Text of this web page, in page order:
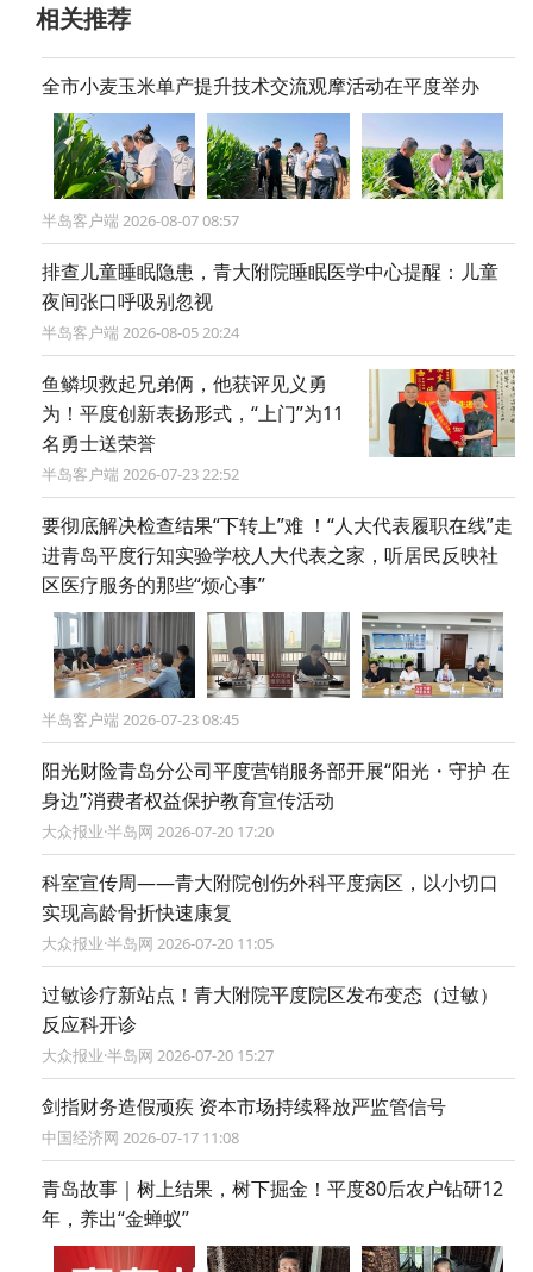
相关推荐
全市小麦玉米单产提升技术交流观摩活动在平度举办
半岛客户端 2026-08-07 08:57
排查儿童睡眠隐患，青大附院睡眠医学中心提醒：儿童
夜间张口呼吸别忽视
半岛客户端 2026-08-05 20:24
鱼鳞坝救起兄弟俩，他获评见义勇
为！平度创新表扬形式，“上门”为11
名勇士送荣誉
半岛客户端 2026-07-23 22:52
要彻底解决检查结果“下转上”难 ！“人大代表履职在线”走
进青岛平度行知实验学校人大代表之家，听居民反映社
区医疗服务的那些“烦心事”
半岛客户端 2026-07-23 08:45
阳光财险青岛分公司平度营销服务部开展“阳光・守护 在
身边”消费者权益保护教育宣传活动
大众报业·半岛网 2026-07-20 17:20
科室宣传周——青大附院创伤外科平度病区，以小切口
实现高龄骨折快速康复
大众报业·半岛网 2026-07-20 11:05
过敏诊疗新站点！青大附院平度院区发布变态（过敏）
反应科开诊
大众报业·半岛网 2026-07-20 15:27
剑指财务造假顽疾 资本市场持续释放严监管信号
中国经济网 2026-07-17 11:08
青岛故事｜树上结果，树下掘金！平度80后农户钻研12
年，养出“金蝉蚁”